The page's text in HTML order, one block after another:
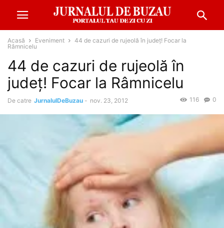
Acasă Eveniment
44 de cazuri de rujeolă în județ! Focar la
Râmnicelu
44 de cazuri de rujeolă în
județ! Focar la Râmnicelu
De catre JurnalulDeBuzau - nov. 23, 2012 0
116